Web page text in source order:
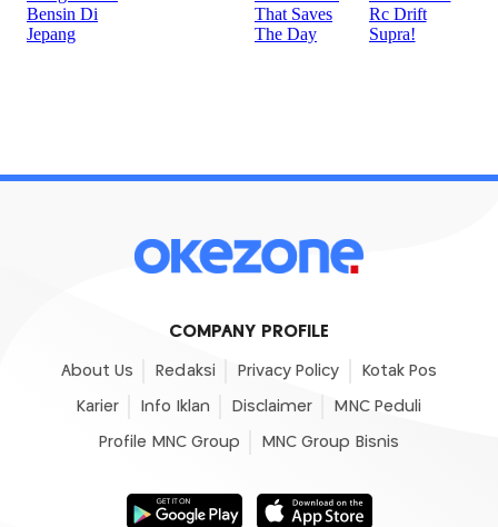
COMPANY PROFILE
About Us Redaksi Privacy Policy Kotak Pos
Karier Info Iklan Disclaimer MNC Peduli
Profile MNC Group MNC Group Bisnis